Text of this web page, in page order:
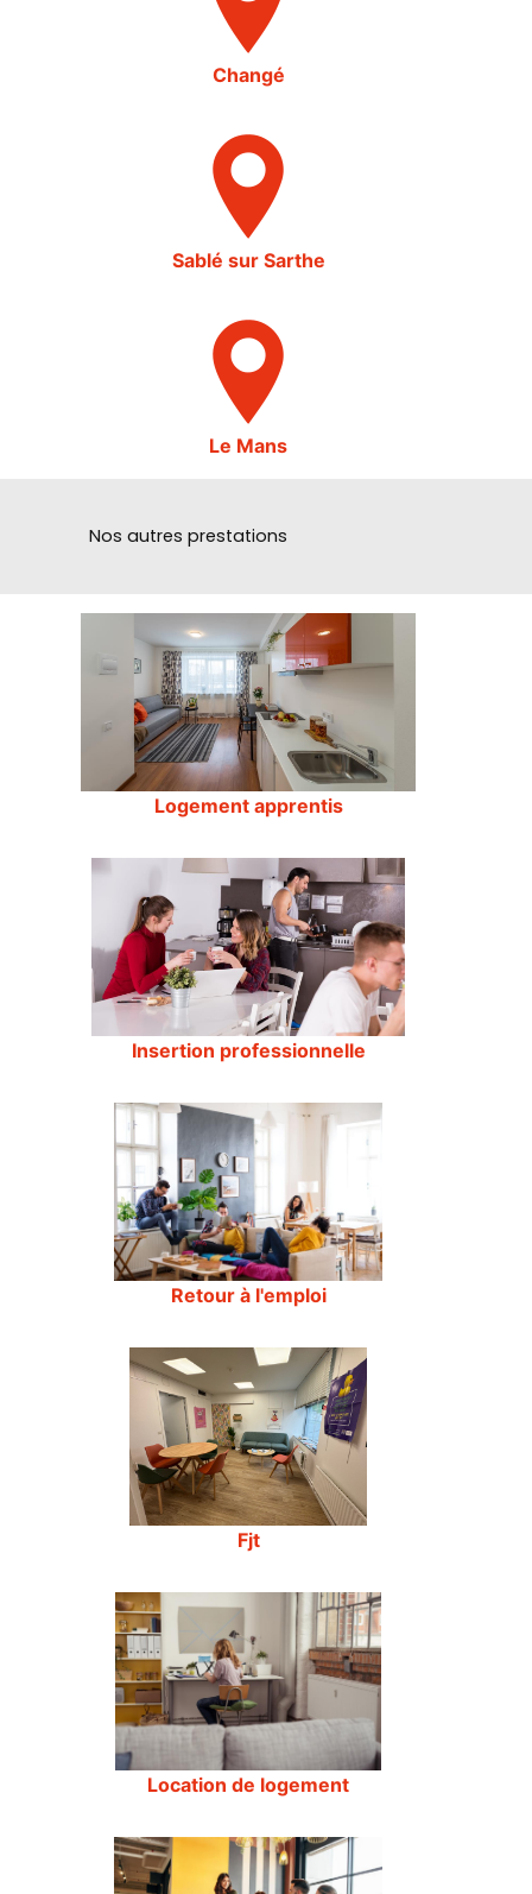
Changé
Sablé sur Sarthe
Le Mans
Nos autres prestations
Logement apprentis
Insertion professionnelle
Retour à l'emploi
Fjt
Location de logement